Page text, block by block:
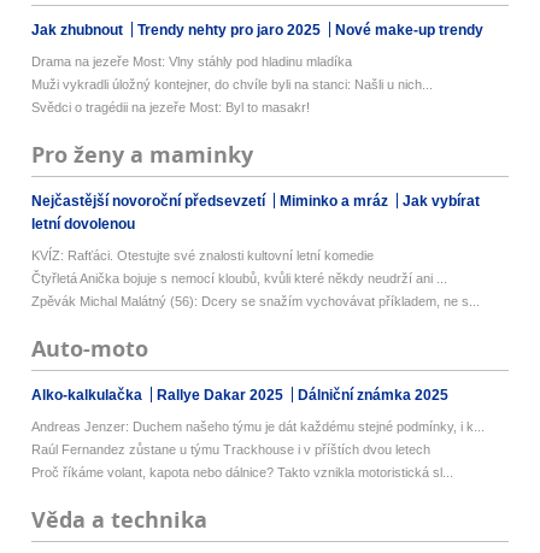
Jak zhubnout Trendy nehty pro jaro 2025 Nové make-up trendy
Drama na jezeře Most: Vlny stáhly pod hladinu mladíka
Muži vykradli úložný kontejner, do chvíle byli na stanci: Našli u nich...
Svědci o tragédii na jezeře Most: Byl to masakr!
Pro ženy a maminky
Nejčastější novoroční předsevzetí Miminko a mráz
Jak vybírat
letní dovolenou
KVÍZ: Rafťáci. Otestujte své znalosti kultovní letní komedie
Čtyřletá Anička bojuje s nemocí kloubů, kvůli které někdy neudrží ani ...
Zpěvák Michal Malátný (56): Dcery se snažím vychovávat příkladem, ne s...
Auto-moto
Alko-kalkulačka Rallye Dakar 2025 Dálniční známka 2025
Andreas Jenzer: Duchem našeho týmu je dát každému stejné podmínky, i k...
Raúl Fernandez zůstane u týmu Trackhouse i v příštích dvou letech
Proč říkáme volant, kapota nebo dálnice? Takto vznikla motoristická sl...
Věda a technika